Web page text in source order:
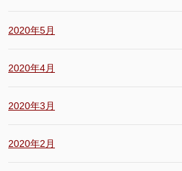
2020年5月
2020年4月
2020年3月
2020年2月